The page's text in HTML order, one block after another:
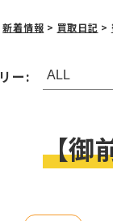
新着情報 > 買取日記 >
ー:
【御